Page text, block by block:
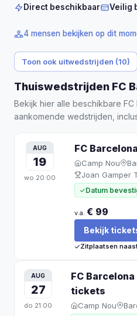
Direct beschikbaar
Veilig
4 mensen bekijken op dit
Toon ook uitwedstrijden (10)
Thuiswedstrijden FC
Bekijk hier alle beschikbare
aankomende wedstrijden,
AUG
19
wo 20:00
FC
Camp Nou
Joan Gamper
Datum
v.a. € 99
Bekijk
Zitplaatsen
AUG
27
do 21:00
FC
tickets
Camp Nou